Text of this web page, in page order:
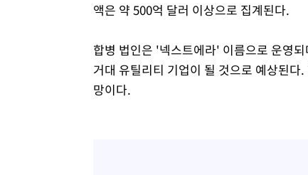
액은 약 500억 달러 이상으로 집계된다.
합병 법인은 '넥스트에라' 이름으로 운영
거대 유틸리티 기업이 될 것으로 예상된
망이다.